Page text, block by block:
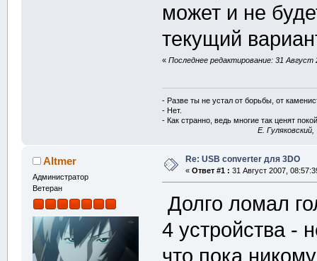
может и не
текущий
«Последнее редактирование: 31 Август
- Разве ты не устал от борьбы, от
- Нет.
- Как странно, ведь многие так ценят
E.
Altmer
Администратор
Ветеран
Re: USB converter для 3DO
« Ответ #1 : 31 Август 2007,
Долго ломал
4 устройства -
что пока